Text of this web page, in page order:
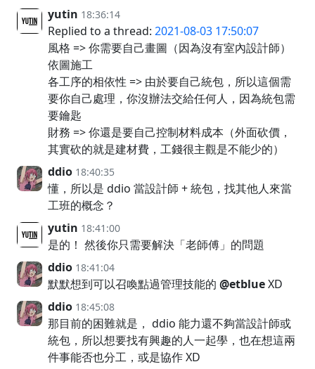
yutin 18:36:14
Replied to a thread: 2021-08-03 17:50:07
風格 => 你需要自己畫圖（因為沒有室內設計師）
依圖施工
各工序的相依性 => 由於要自己統包，所以這個需
要你自己處理，你沒辦法交給任何人，因為統包需
要鑰匙
財務 => 你還是要自己控制材料成本（外面砍價，
其實砍的就是建材費，工錢很主觀是不能少的）
ddio 18:40:35
懂，所以是 ddio 當設計師 + 統包，找其他人來當
工班的概念？
yutin 18:41:00
是的！ 然後你只需要解決「老師傅」的問題
ddio 18:41:04
默默想到可以召喚點過管理技能的 @etblueXD
ddio 18:45:08
那目前的困難就是， ddio 能力還不夠當設計師或
統包，所以想要找有興趣的人一起學，也在想這兩
件事能否也分工，或是協作 XD